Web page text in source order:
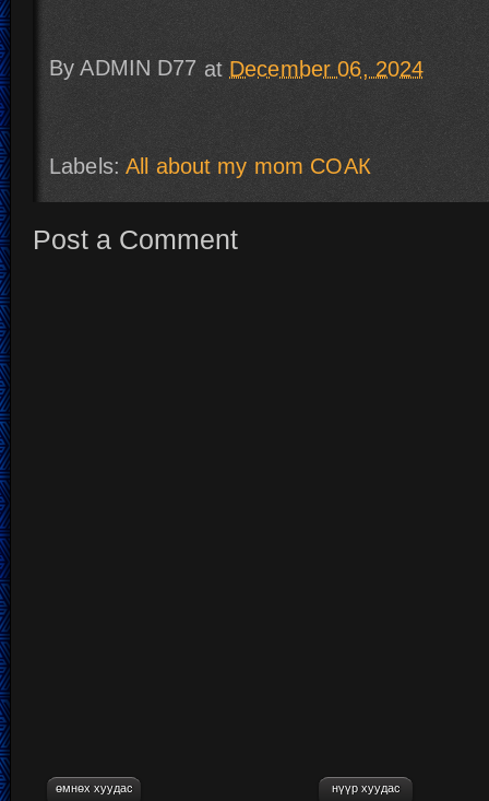
ByADMIN D77 at December 06, 2024
Labels:All about my mom СОАК
Post a Comment
өмнөх хуудас нүүр хуудас